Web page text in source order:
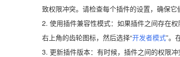
致权限冲突。请检查每个插件的设置，确保它
2. 使用插件兼容性模式：如果插件之间存在
右上角的齿轮图标，然后选择“开发者模式”。
3. 更新插件版本：有时候，插件之间的权限